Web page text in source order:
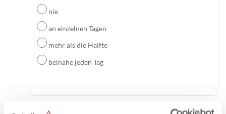
nie
an einzelnen Tagen
mehr als die Hälfte
beinahe jeden Tag